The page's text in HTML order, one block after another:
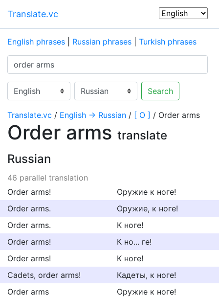
Translate.vc
English phrases Russian phrases Turkish phrases
Search
Translate.vc / English → Russian / [ O ] / Order arms
Order arms translate
Russian
46 parallel translation
Order arms!
Оружие к ноге!
Order arms.
Оружие, к ноге!
Order arms.
К ноге!
Order arms!
К но... ге!
Order arms!
К ноге!
Cadets, order arms!
Кадеты, к ноге!
Order arms
Оружие к ноге!